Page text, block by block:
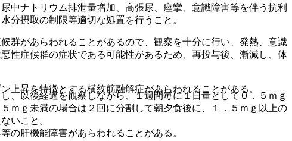
ナトリウム排泄量増加、高張尿、痙攣、意識障害等を伴う抗利
分摂取の制限等適切な処置を行うこと。
群があらわれることがあるので、観察を十分に行い、発熱、意識
性症候群の症状である可能性があるため、再投与後、漸減し、体
昇を特徴とする横紋筋融解症があらわれることがある。
の肝機能障害があらわれることがある。
、以後経過を観察しながら、１週間毎に１日量として０．５ｍｇ
ｍｇ未満の場合は２回に分割して朝夕食後に、１．５ｍｇ以上の
いこと。